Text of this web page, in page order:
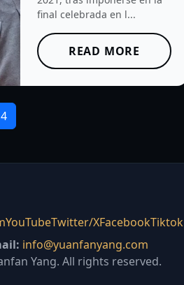
final celebrada en l...
READ MORE
4
YouTubeTwitter/XFacebookTiktok
info@yuanfanyang.com
Yang. All rights reserved.